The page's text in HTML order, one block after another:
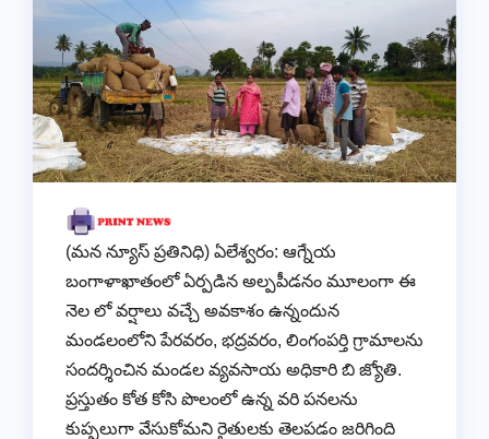
(మన న్యూస్ ప్రతినిధి) ఏలేశ్వరం: ఆగ్నేయ
బంగాళాఖాతంలో ఏర్పడిన అల్పపీడనం మూలంగా ఈ
నెల లో వర్షాలు వచ్చే అవకాశం ఉన్నందున
మండలంలోని పేరవరం, భద్రవరం, లింగంపర్తి గ్రామాలను
సందర్శించిన మండల వ్యవసాయ అధికారి బి జ్యోతి.
ప్రస్తుతం కోత కోసి పొలంలో ఉన్న వరి పనలను
కుప్పలుగా వేసుకోమని రైతులకు తెలపడం జరిగింది